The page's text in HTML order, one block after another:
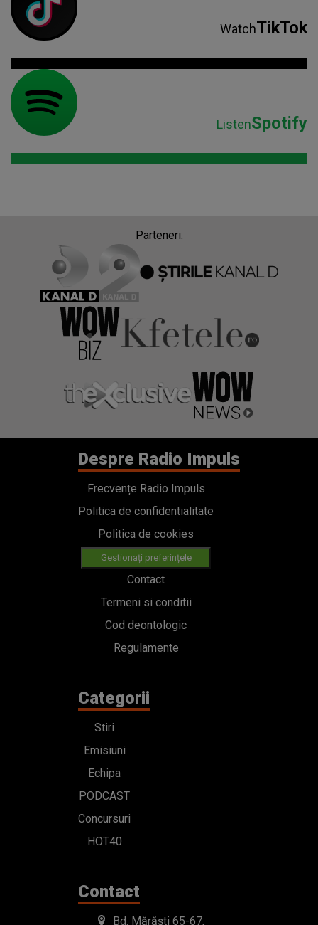
WatchTikTok
ListenSpotify
Parteneri:
Despre Radio Impuls
Frecvențe Radio Impuls
Politica de confidentialitate
Politica de cookies
Gestionați preferințele
Contact
Termeni si conditii
Cod deontologic
Regulamente
Categorii
Stiri
Emisiuni
Echipa
PODCAST
Concursuri
HOT40
Contact
Bd. Mărăști 65-67,